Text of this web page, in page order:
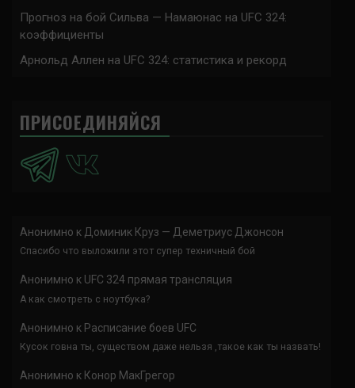
Прогноз на бой Сильва — Намаюнас на UFC 324:
коэффициенты
Арнольд Аллен на UFC 324: статистика и рекорд
ПРИСОЕДИНЯЙСЯ
Анонимно к Доминик Круз — Деметриус Джонсон
Спасибо что выложили этот супер техничный бой
Анонимно к UFC 324 прямая трансляция
А как смотреть с ноутбука?
Анонимно к Расписание боев UFC
Кусок говна ты, существом даже нельзя ,такое как ты назвать!
Анонимно к Конор МакГрегор